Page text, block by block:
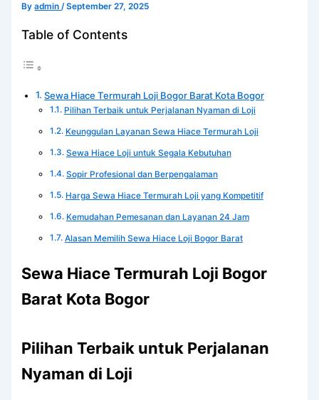
Byadmin/September 27, 2025
Table of Contents
Sewa Hiace Termurah Loji Bogor Barat Kota Bogor
Pilihan Terbaik untuk Perjalanan Nyaman di Loji
Keunggulan Layanan Sewa Hiace Termurah Loji
Sewa Hiace Loji untuk Segala Kebutuhan
Sopir Profesional dan Berpengalaman
Harga Sewa Hiace Termurah Loji yang Kompetitif
Kemudahan Pemesanan dan Layanan 24 Jam
Alasan Memilih Sewa Hiace Loji Bogor Barat
Sewa Hiace Termurah Loji Bogor
Barat Kota Bogor
Pilihan Terbaik untuk Perjalanan
Nyaman di Loji